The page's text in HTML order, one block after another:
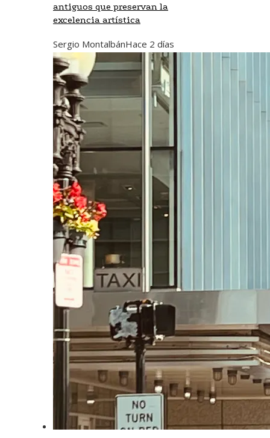
antiguos que preservan la
excelencia artística
Sergio MontalbánHace 2 días